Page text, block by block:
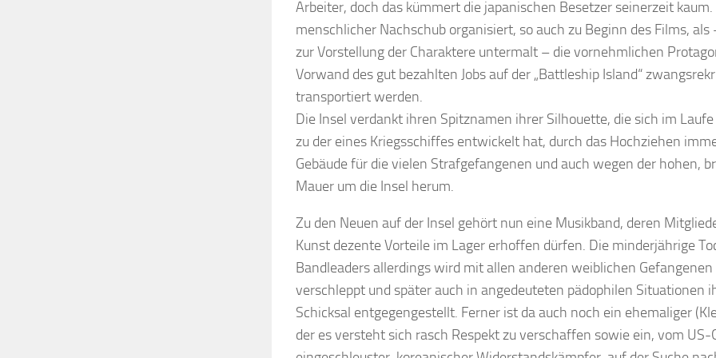
Arbeiter, doch das kümmert die japanischen Besetzer seinerzeit
menschlicher Nachschub organisiert, so auch zu Beginn des Films, als
zur Vorstellung der Charaktere untermalt – die vornehmlichen
Vorwand des gut bezahlten Jobs auf der „Battleship Island“
transportiert werden.
Die Insel verdankt ihren Spitznamen ihrer Silhouette, die sich im
zu der eines Kriegsschiffes entwickelt hat, durch das Hochziehen
Gebäude für die vielen Strafgefangenen und auch wegen der hohen,
Mauer um die Insel herum.
Zu den Neuen auf der Insel gehört nun eine Musikband, deren
Kunst dezente Vorteile im Lager erhoffen dürfen. Die minderjährige
Bandleaders allerdings wird mit allen anderen weiblichen
verschleppt und später auch in angedeuteten pädophilen Situationen
Schicksal entgegengestellt. Ferner ist da auch noch ein ehemaliger
der es versteht sich rasch Respekt zu verschaffen sowie ein, vom